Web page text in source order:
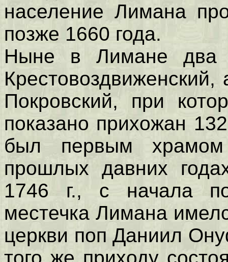
население Лимана
позже 1660 года.
Ныне в Лимане два
Покровский, при
показано прихожан
был первым
прошлых давних
1746 г., с начала
местечка Лимана
церкви поп Даниил